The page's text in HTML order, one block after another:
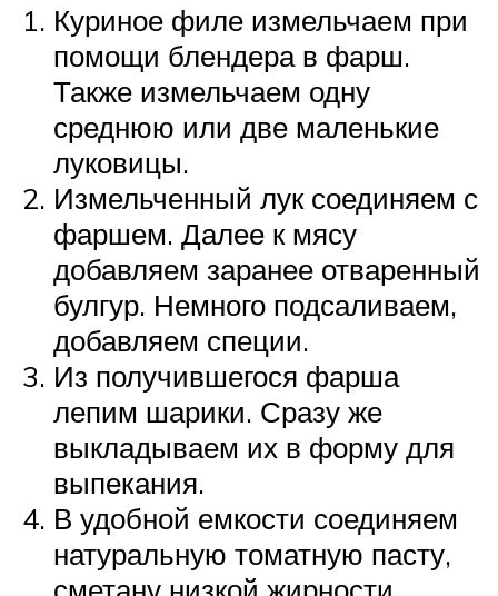
Куриное филе измельчаем при
помощи блендера в фарш.
Также измельчаем одну
среднюю или две маленькие
луковицы.
Измельченный лук соединяем с
фаршем. Далее к мясу
добавляем заранее отваренный
булгур. Немного подсаливаем,
добавляем специи.
Из получившегося фарша
лепим шарики. Сразу же
выкладываем их в форму для
выпекания.
В удобной емкости соединяем
натуральную томатную пасту,